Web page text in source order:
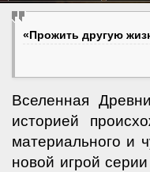
«Прожить другую
Вселенная
историей
материального и
новой игрой серии